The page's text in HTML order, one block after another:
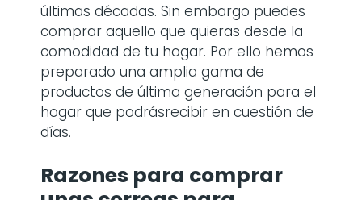
últimas décadas. Sin embargo puedes
comprar aquello que quieras desde la
comodidad de tu hogar. Por ello hemos
preparado una amplia gama de
productos de última generación para el
hogar que podrásrecibir en cuestión de
días.
Razones para comprar